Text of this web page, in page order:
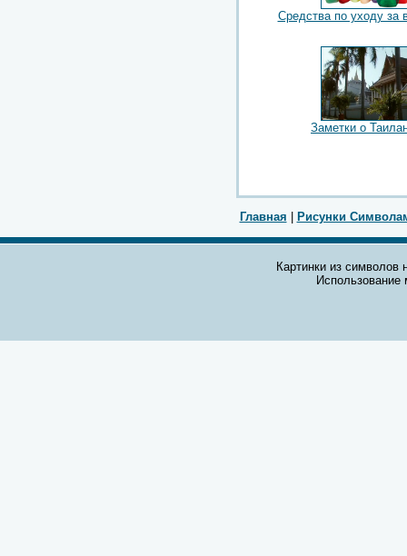
Средства по уходу за
Заметки о
Главная Рисунки
Картинки из символов
Использование